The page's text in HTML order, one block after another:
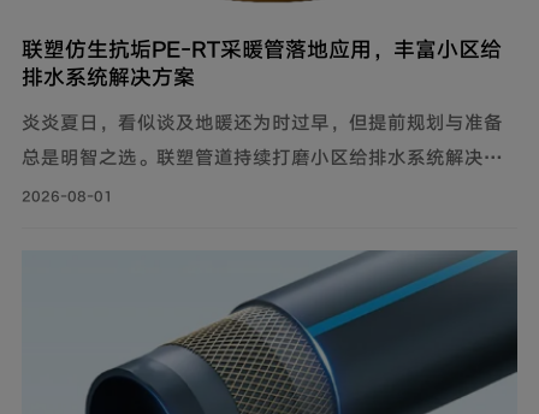
联塑仿生抗垢PE‑RT采暖管落地应用，丰富小区给
排水系统解决方案
炎炎夏日，看似谈及地暖还为时过早，但提前规划与准备
总是明智之选。联塑管道持续打磨小区给排水系统解决方
案，推出仿生抗垢系列家装PE-RT采暖管，既满足家庭冬
2026-08-01